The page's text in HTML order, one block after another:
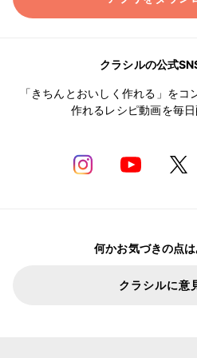
クラシルの公式
「きちんとおいしく作れる」をコ
作れるレシピ動画を毎日
何かお気づきの点
クラシルに意